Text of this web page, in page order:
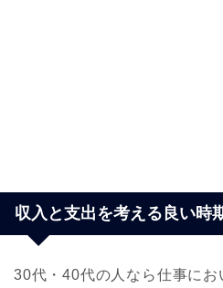
収入と支出を考える良い時
30代・40代の人なら仕事に